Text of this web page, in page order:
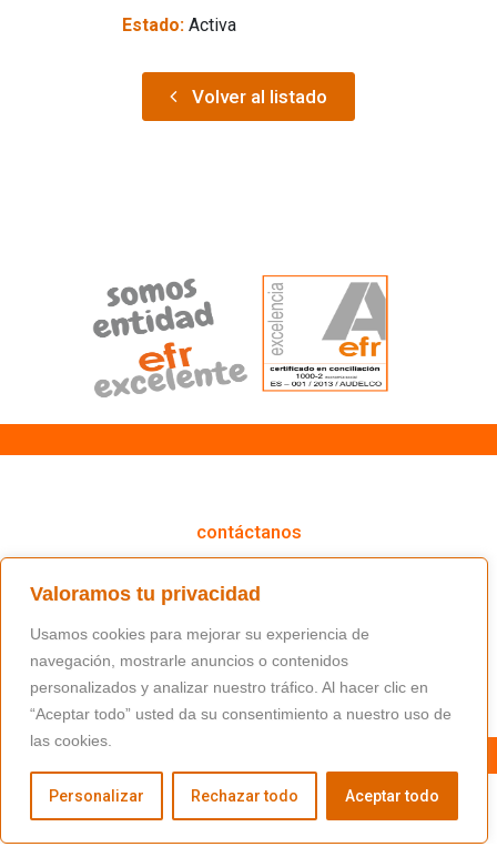
Valoramos tu privacidad
Usamos cookies para mejorar su experiencia de
navegación, mostrarle anuncios o contenidos
personalizados y analizar nuestro tráfico. Al hacer clic en
“Aceptar todo” usted da su consentimiento a nuestro uso de
las cookies.
Personalizar Rechazar todo Aceptar todo
Estado: Activa
Volver al listado
contáctanos
(+34) 91 766 98 56 / fundacion@masfamilia.org
síguenos en nuestras redes sociales